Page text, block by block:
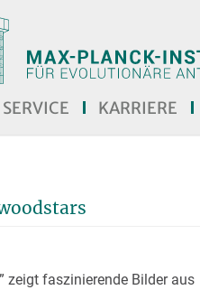
SERVICE KARRIERE
zeigt faszinierende Bilder aus